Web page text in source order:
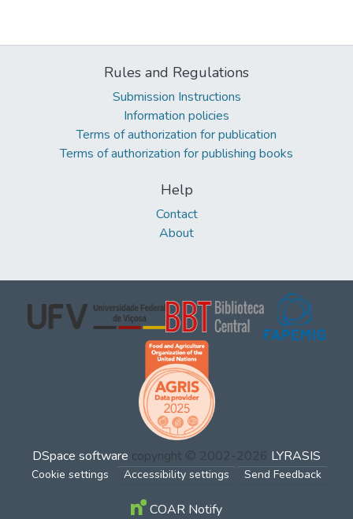
Rules and Regulations
Submission Instructions
Information policies
Terms of authorization for publication
Terms of authorization for publishing books
Help
Contact
About
DSpace software copyright © 2002-2026 LYRASIS
Cookie settings Accessibility settings Send Feedback
COAR Notify